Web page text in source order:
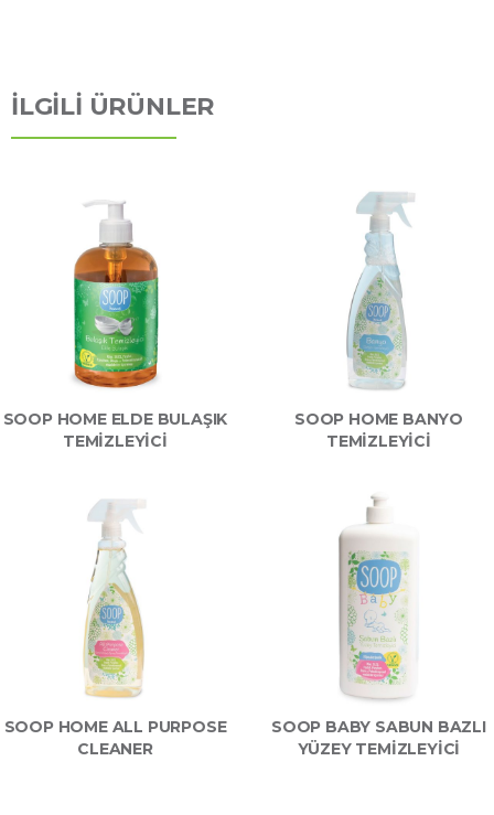
İLGİLİ ÜRÜNLER
SOOP HOME ELDE BULAŞIK
TEMİZLEYİCİ
SOOP HOME BANYO
TEMİZLEYİCİ
SOOP HOME ALL PURPOSE
CLEANER
SOOP BABY SABUN BAZLI
YÜZEY TEMİZLEYİCİ